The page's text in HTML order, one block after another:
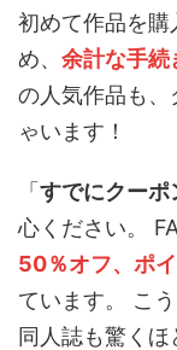
初めて作品を購
め、 余計な手続
の人気作品も、
ゃいます！
「 すでにクーポ
心ください。
50％オフ、ポ
ています。 こ
同人誌も驚くほ